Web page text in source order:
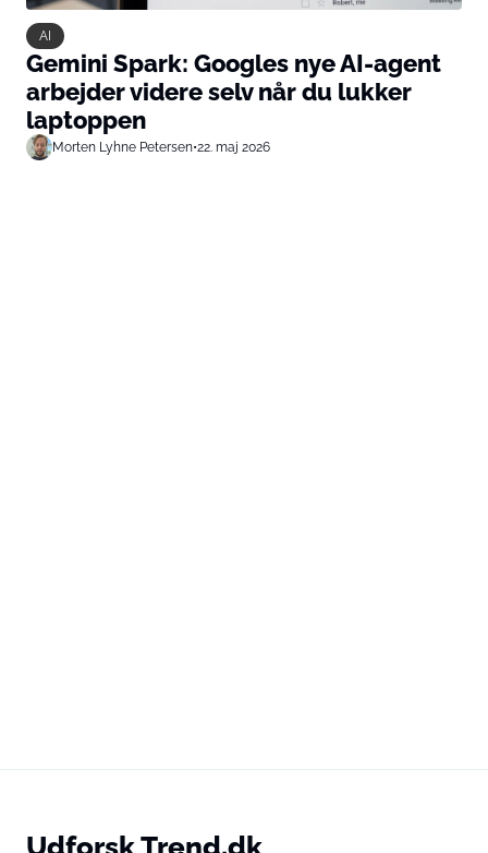
AI
Gemini Spark: Googles nye AI-agent
arbejder videre selv når du lukker
laptoppen
Morten Lyhne Petersen•22. maj 2026
Udforsk Trend.dk